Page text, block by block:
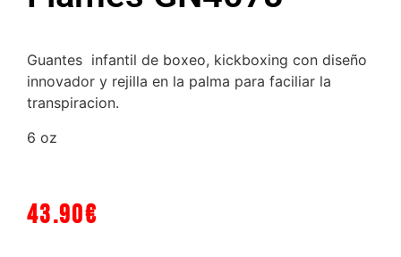
Guantes infantil de boxeo, kickboxing con diseño
innovador y rejilla en la palma para faciliar la
transpiracion.
6 oz
43.90€